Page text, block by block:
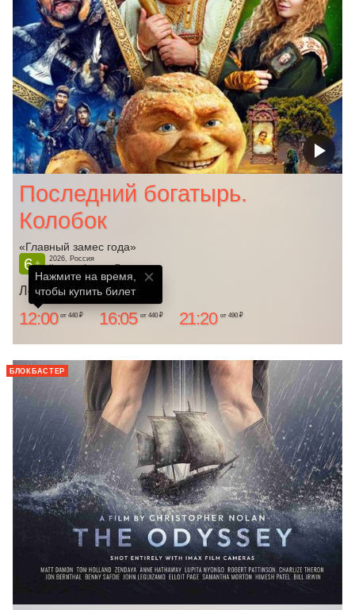
Последний богатырь.
Колобок
«Главный замес года»
6+
2026, Россия
Комедия, Фэнтези, Приключения
Ленком
12:00 от 440 ₽ 16:05 от 440 ₽ 21:20 от 490 ₽
БЛОКБАСТЕР
Нажмите на время,
чтобы купить билет